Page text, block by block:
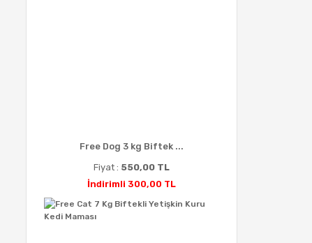
Free Dog 3 kg Biftek ...
Fiyat : 550,00 TL
İndirimli 300,00 TL